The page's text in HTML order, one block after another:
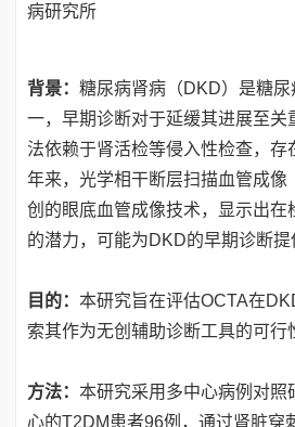
病研究所
背景： 糖尿病肾病（DKD）是糖尿
一，早期诊断对于延缓其进展至关
法依赖于肾活检等侵入性检查，存
年来，光学相干断层扫描血管成像
创的眼底血管成像技术，显示出在
的潜力，可能为DKD的早期诊断提
目的： 本研究旨在评估OCTA在
索其作为无创辅助诊断工具的可行
方法： 本研究采用多中心病例对照
心的T2DM患者96例，通过肾脏穿